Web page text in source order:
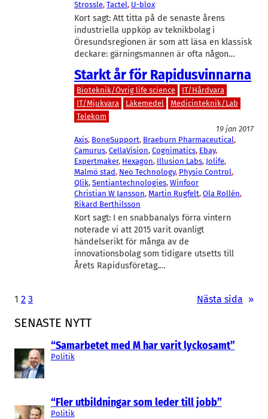
SENASTE NYTT
“Samarbetet med M har varit lyckosamt”
Politik
“Fler utbildningar som leder till jobb”
Politik
Strossle, Tactel, U-blox
Kort sagt: Att titta på de senaste årens
industriella uppköp av teknikbolag i
Öresundsregionen är som att läsa en klassisk
deckare: gärningsmannen är ofta någon…
Starkt år för Rapidusvinnarna
Bioteknik/Övrig life science
IT/Hårdvara
IT/Mjukvara
Läkemedel
Medicinteknik/Lab
Telekom
19 jan 2017
Axis, BoneSupport, Braeburn Pharmaceutical
Camurus, CellaVision, Cognimatics, Ebay
Expertmaker, Hexagon, Illusion Labs, Jolife
Malmö stad, Neo Technology, Physio Control
Qlik, Sentiantechnologies, Winfoor
Christian W Jansson, Martin Rugfelt, Ola Rollén
Rikard Berthilsson
Kort sagt: I en snabbanalys förra vintern
noterade vi att 2015 varit ovanligt
händelserikt för många av de
innovationsbolag som tidigare utsetts till
Årets Rapidusföretag.…
1 2 3 Nästa sida »